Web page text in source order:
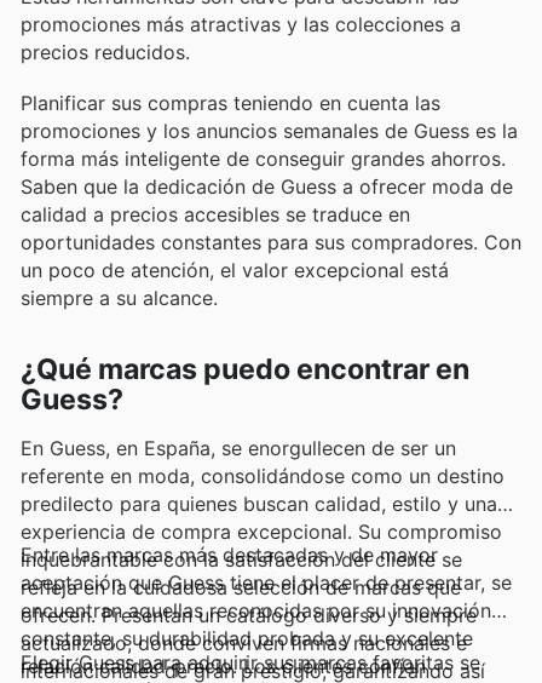
promociones más atractivas y las colecciones a
precios reducidos.
Planificar sus compras teniendo en cuenta las
promociones y los anuncios semanales de Guess es la
forma más inteligente de conseguir grandes ahorros.
Saben que la dedicación de Guess a ofrecer moda de
calidad a precios accesibles se traduce en
oportunidades constantes para sus compradores. Con
un poco de atención, el valor excepcional está
siempre a su alcance.
¿Qué marcas puedo encontrar en
Guess?
En Guess, en España, se enorgullecen de ser un
referente en moda, consolidándose como un destino
predilecto para quienes buscan calidad, estilo y una
experiencia de compra excepcional. Su compromiso
inquebrantable con la satisfacción del cliente se
refleja en la cuidadosa selección de marcas que
ofrecen. Presentan un catálogo diverso y siempre
actualizado, donde conviven firmas nacionales e
internacionales de gran prestigio, garantizando así
Entre las marcas más destacadas y de mayor
aceptación que Guess tiene el placer de presentar, se
encuentran aquellas reconocidas por su innovación
constante, su durabilidad probada y su excelente
relación calidad-precio. Los clientes confían
Elegir Guess para adquirir sus marcas favoritas se